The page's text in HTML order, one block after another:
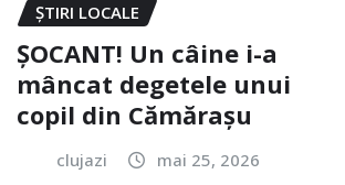
ȘTIRI LOCALE
ȘOCANT! Un câine i-a
mâncat degetele unui
copil din Cămărașu
clujazi mai 25, 2026